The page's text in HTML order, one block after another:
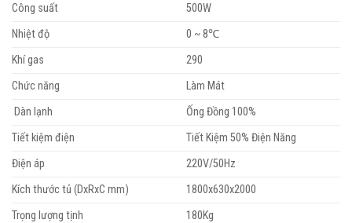
Công suất
500W
Nhiệt độ
0 ~ 8℃
Khí gas
290
Chức năng
Làm Mát
Dàn lạnh
Ống Đồng 100%
Tiết kiệm điện
Tiết Kiệm 50% Điện Năng
Điện áp
220V/50Hz
Kích thước tủ (DxRxC mm)
1800x630x2000
Trọng lượng tịnh
180Kg